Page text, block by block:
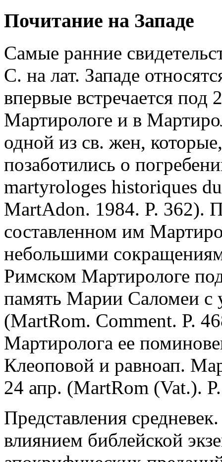
Почитание на Западе
Самые ранние
С. на лат. Западе
впервые встречается
Мартирологе и в
одной из св. жен,
позаботились о
martyrologes historiques
MartAdon. 1984. P. 362).
составленном им
небольшими
Римском Мартирологе
память Марии Саломеи с
(MartRom. Comment. P.
Мартиролога ее
Клеоповой и равноап.
24 апр. (MartRom (Vat.).
Представления
влиянием библейской